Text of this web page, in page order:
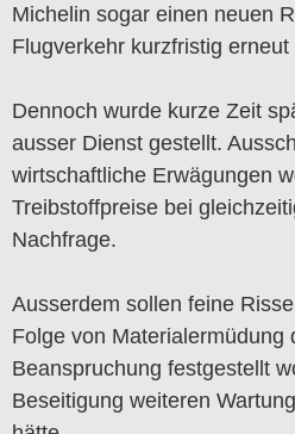
Michelin sogar einen neuen
Flugverkehr kurzfristig erneut
Dennoch wurde kurze Zeit
ausser Dienst gestellt.
wirtschaftliche Erwägungen
Treibstoffpreise bei
Nachfrage.
Ausserdem sollen feine
Folge von Materialermüdung
Beanspruchung festgestellt
Beseitigung weiteren